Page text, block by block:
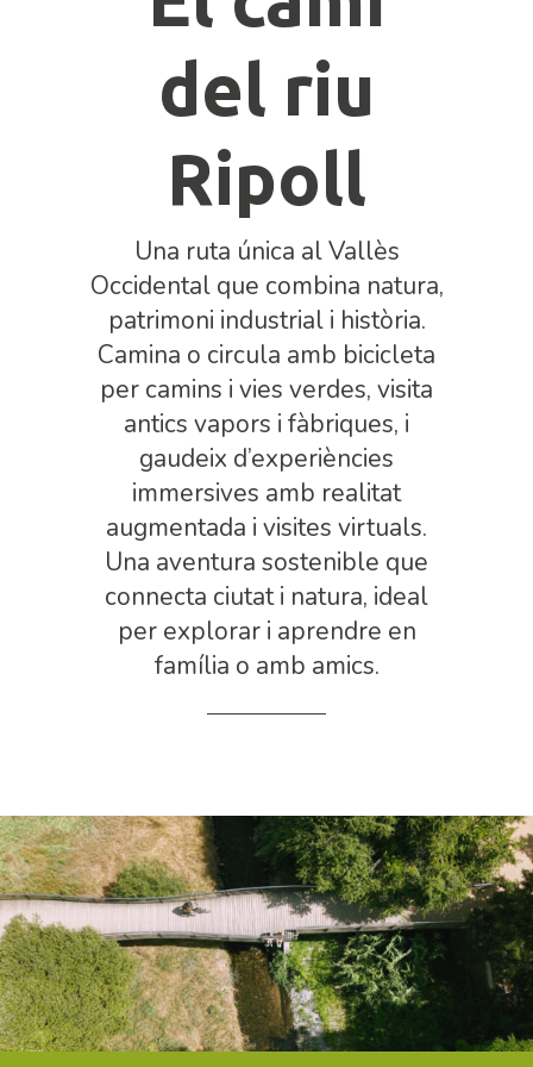
del riu
Ripoll
Una ruta única al Vallès
Occidental que combina natura,
patrimoni industrial i història.
Camina o circula amb bicicleta
per camins i vies verdes, visita
antics vapors i fàbriques, i
gaudeix d’experiències
immersives amb realitat
augmentada i visites virtuals.
Una aventura sostenible que
connecta ciutat i natura, ideal
per explorar i aprendre en
família o amb amics.